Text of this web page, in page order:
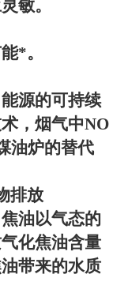
敏。
*。
源的可持续
，烟气中NO
油炉的替代
排放
油以气态的
化焦油含量
带来的水质